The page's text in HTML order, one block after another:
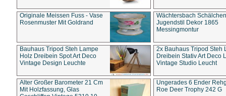
Originale Meissen Fuss - Vase
Rosenmuster Mit Goldrand
Wächtersbach Schälchen
Jugendstil Dekor 1865
Messingmontur
Bauhaus Tripod Steh Lampe
Holz Dreibein Spot Art Deco
Vintage Design Leuchte
2x Bauhaus Tripod Steh
Dreibein Stativ Art Deco
Vintage Studio Leucht
Alter Großer Barometer 21 Cm
Mit Holzfassung, Glas
Ungerades 6 Ender
Roe Deer Trophy 242 G